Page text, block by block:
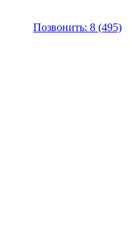
Позвонить: 8 (495)